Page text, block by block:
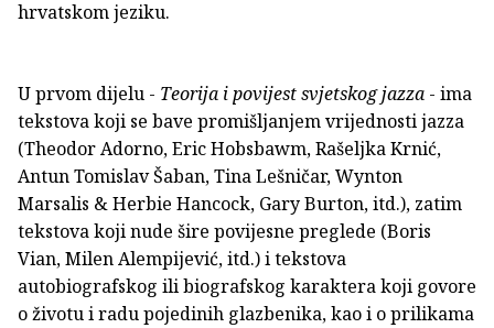
hrvatskom jeziku.
U prvom dijelu - Teorija i povijest svjetskog jazza - ima
tekstova koji se bave promišljanjem vrijednosti jazza
(Theodor Adorno, Eric Hobsbawm, Rašeljka Krnić,
Antun Tomislav Šaban, Tina Lešničar, Wynton
Marsalis & Herbie Hancock, Gary Burton, itd.), zatim
tekstova koji nude šire povijesne preglede (Boris
Vian, Milen Alempijević, itd.) i tekstova
autobiografskog ili biografskog karaktera koji govore
o životu i radu pojedinih glazbenika, kao i o prilikama